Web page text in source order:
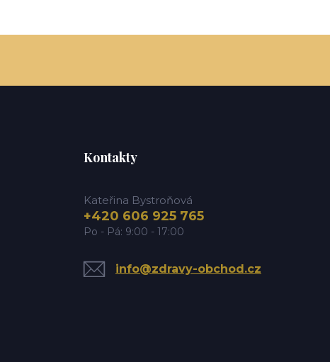
Kontakty
Kateřina Bystroňová
+420 606 925 765
Po - Pá: 9:00 - 17:00
info@zdravy-obchod.cz